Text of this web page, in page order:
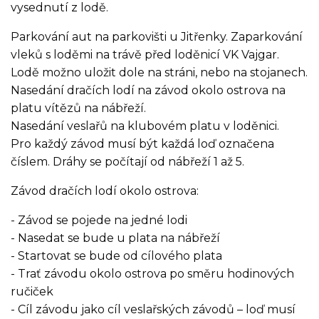
vysednutí z lodě.
Parkování aut na parkovišti u Jitřenky. Zaparkování
vleků s loděmi na trávě před loděnicí VK Vajgar.
Lodě možno uložit dole na stráni, nebo na stojanech.
Nasedání dračích lodí na závod okolo ostrova na
platu vítězů na nábřeží.
Nasedání veslařů na klubovém platu v loděnici.
Pro každý závod musí být každá loď označena
číslem. Dráhy se počítají od nábřeží 1 až 5.
Závod dračích lodí okolo ostrova:
- Závod se pojede na jedné lodi
- Nasedat se bude u plata na nábřeží
- Startovat se bude od cílového plata
- Trať závodu okolo ostrova po směru hodinových
ručiček
- Cíl závodu jako cíl veslařských závodů – loď musí